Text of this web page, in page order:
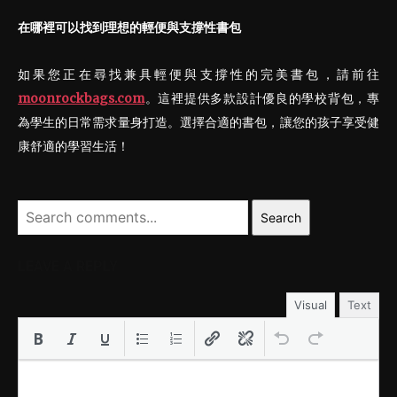
在哪裡可以找到理想的輕便與支撐性書包
如果您正在尋找兼具輕便與支撐性的完美書包，請前往
moonrockbags.com。這裡提供多款設計優良的學校背包，專
為學生的日常需求量身打造。選擇合適的書包，讓您的孩子享受健
康舒適的學習生活！
Search
Visual Text